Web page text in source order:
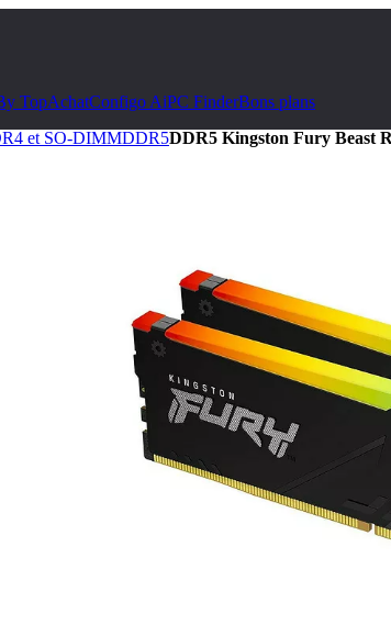
TopAchatConfigo AiPC FinderBons plans
et SO-DIMMDDR5DDR5 Kingston Fury Beast